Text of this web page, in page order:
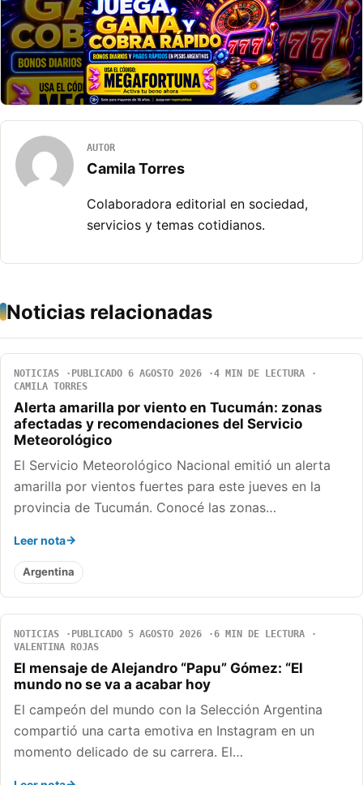
AUTOR
Camila Torres
Colaboradora editorial en sociedad,
servicios y temas cotidianos.
Noticias relacionadas
NOTICIAS PUBLICADO 6 AGOSTO 2026
4 MIN DE LECTURA
CAMILA TORRES
Alerta amarilla por viento en Tucumán: zonas
afectadas y recomendaciones del Servicio
Meteorológico
El Servicio Meteorológico Nacional emitió un alerta
amarilla por vientos fuertes para este jueves en la
provincia de Tucumán. Conocé las zonas…
Leer nota
Argentina
NOTICIAS PUBLICADO 5 AGOSTO 2026
6 MIN DE LECTURA
VALENTINA ROJAS
El mensaje de Alejandro “Papu” Gómez: “El
mundo no se va a acabar hoy
El campeón del mundo con la Selección Argentina
compartió una carta emotiva en Instagram en un
momento delicado de su carrera. El…